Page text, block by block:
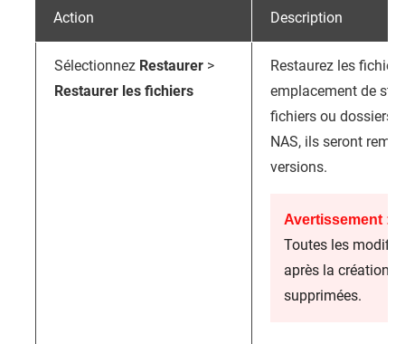
Action Description
Sélectionnez Restaurer >
Restaurer les fichiers
Restaurez les
emplacement de
fichiers ou dossiers
NAS, ils seront
versions.
Avertissement :
Toutes les
après la création
supprimées.